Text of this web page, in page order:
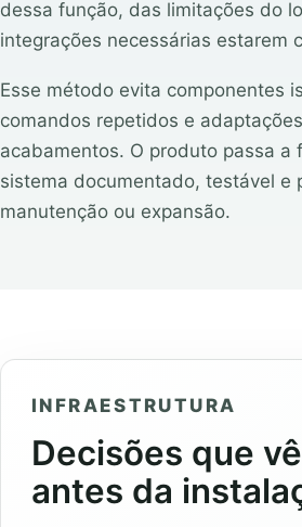
dessa função, das limitações do
integrações necessárias estarem
Esse método evita componentes
comandos repetidos e
acabamentos. O produto passa a
sistema documentado, testável e
manutenção ou expansão.
INFRAESTRUTURA
Decisões que
antes da